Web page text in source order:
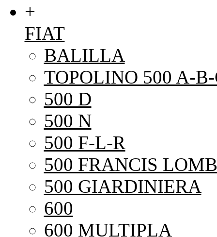
+
FIAT
BALILLA
TOPOLINO 500 A-
500 D
500 N
500 F-L-R
500 FRANCIS
500 GIARDINIERA
600
600 MULTIPLA